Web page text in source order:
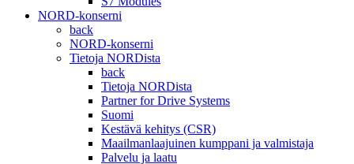
NORD-konserni
back
NORD-konserni
Tietoja NORDista
back
Tietoja NORDista
Partner for Drive Systems
Suomi
Kestävä kehitys (CSR)
Maailmanlaajuinen kumppani ja valmistaja
Palvelu ja laatu